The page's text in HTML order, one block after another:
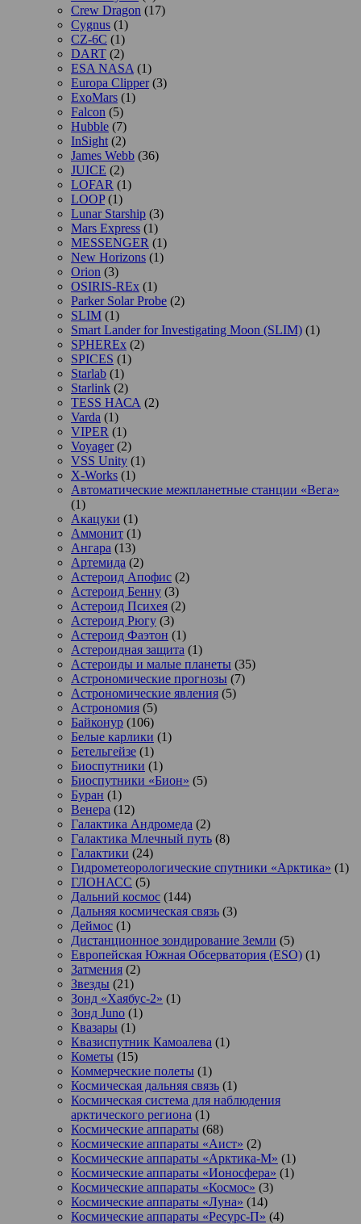
Crew Dragon (17)
Cygnus (1)
CZ-6C (1)
DART (2)
ESA NASA (1)
Europa Clipper(3)
ExoMars (1)
Falcon (5)
Hubble (7)
InSight (2)
James Webb (36)
JUICE (2)
LOFAR (1)
LOOP(1)
Lunar Starship (3)
Mars Express (1)
MESSENGER (1)
New Horizons (1)
Orion (3)
OSIRIS-REx (1)
Parker Solar Probe (2)
SLIM (1)
Smart Lander for Investigating Moon (SLIM) (1)
SPHEREx (2)
SPICES (1)
Starlab (1)
Starlink (2)
TESS НАСА (2)
Varda (1)
VIPER (1)
Voyager(2)
VSS Unity (1)
X-Works (1)
Автоматические межпланетные станции «Вега»
(1)
Акацуки (1)
Аммонит (1)
Ангара (13)
Артемида (2)
Астероид Апофис (2)
Астероид Бенну (3)
Астероид Психея (2)
Астероид Рюгу (3)
Астероид Фаэтон (1)
Астероидная защита (1)
Астероиды и малые планеты (35)
Астрономические прогнозы (7)
Астрономические явления (5)
Астрономия (5)
Байконур (106)
Белые карлики (1)
Бетельгейзе (1)
Биоспутники (1)
Биоспутники «Бион» (5)
Буран (1)
Венера (12)
Галактика Андромеда (2)
Галактика Млечный путь (8)
Галактики (24)
Гидрометеорологические спутники «Арктика» (1)
ГЛОНАСС (5)
Дальний космос (144)
Дальняя космическая связь (3)
Деймос (1)
Дистанционное зондирование Земли (5)
Европейская Южная Обсерватория (ESO) (1)
Затмения (2)
Звезды (21)
Зонд «Хаябус-2» (1)
Зонд Juno (1)
Квазары (1)
Квазиспутник Камоалева (1)
Кометы (15)
Коммерческие полеты (1)
Космическая дальняя связь (1)
Космическая система для наблюдения
арктического региона (1)
Космические аппараты (68)
Космические аппараты «Аист» (2)
Космические аппараты «Арктика-М» (1)
Космические аппараты «Ионосфера» (1)
Космические аппараты «Космос» (3)
Космические аппараты «Луна» (14)
Космические аппараты «Ресурс-П» (4)